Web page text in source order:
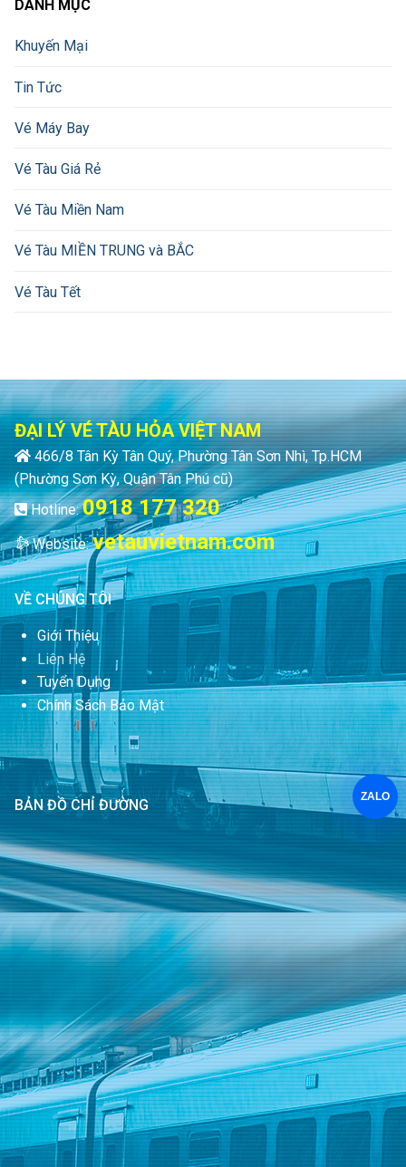
DANH MỤC
Khuyến Mại
Tin Tức
Vé Máy Bay
Vé Tàu Giá Rẻ
Vé Tàu Miền Nam
Vé Tàu MIỀN TRUNG và BẮC
Vé Tàu Tết
ĐẠI LÝ VÉ TÀU HỎA VIỆT NAM
466/8 Tân Kỳ Tân Quý, Phường Tân Sơn Nhì, Tp.HCM
(Phường Sơn Kỳ, Quận Tân Phú cũ)
Hotline:0918 177 320
Website:vetauvietnam.com
VỀ CHÚNG TÔI
Giới Thiệu
Liên Hệ
Tuyển Dụng
Chính Sách Bảo Mật
BẢN ĐỒ CHỈ ĐƯỜNG ZALO